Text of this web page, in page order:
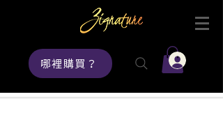
哪裡購買？